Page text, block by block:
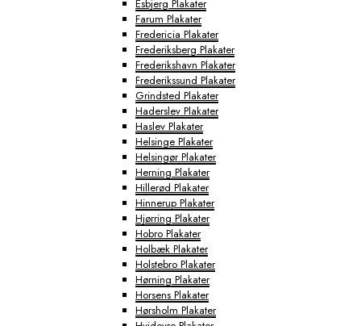
Esbjerg Plakater
Farum Plakater
Fredericia Plakater
Frederiksberg Plakater
Frederikshavn Plakater
Frederikssund Plakater
Grindsted Plakater
Haderslev Plakater
Haslev Plakater
Helsinge Plakater
Helsingør Plakater
Herning Plakater
Hillerød Plakater
Hinnerup Plakater
Hjørring Plakater
Hobro Plakater
Holbæk Plakater
Holstebro Plakater
Hørning Plakater
Horsens Plakater
Hørsholm Plakater